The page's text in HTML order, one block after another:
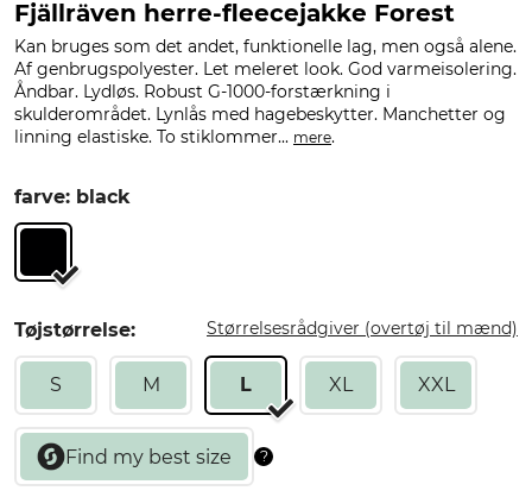
Fjällräven herre-fleecejakke Forest
Kan bruges som det andet, funktionelle lag, men også alene.
Af genbrugspolyester. Let meleret look. God varmeisolering.
Åndbar. Lydløs. Robust G-1000-forstærkning i
skulderområdet. Lynlås med hagebeskytter. Manchetter og
linning elastiske. To stiklommer... mere.
farve: black
Tøjstørrelse: Størrelsesrådgiver (overtøj til mænd)
S M L XL XXL